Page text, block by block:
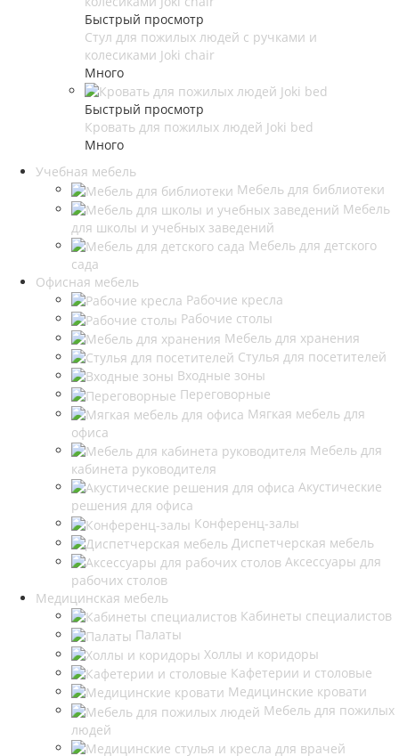
Быстрый просмотр
Стул для пожилых людей с ручками и
колесиками Joki chair
Много
Быстрый просмотр
Кровать для пожилых людей Joki bed
Много
Учебная мебель
Мебель для библиотеки
Мебель
для школы и учебных заведений
Мебель для детского
сада
Офисная мебель
Рабочие кресла
Рабочие столы
Мебель для хранения
Стулья для посетителей
Входные зоны
Переговорные
Мягкая мебель для
офиса
Мебель для
кабинета руководителя
Акустические
решения для офиса
Конференц-залы
Диспетчерская мебель
Аксессуары для
рабочих столов
Медицинская мебель
Кабинеты специалистов
Палаты
Холлы и коридоры
Кафетерии и столовые
Медицинские кровати
Мебель для пожилых
людей